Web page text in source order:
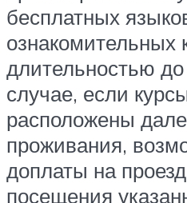
бесплатных
ознакомительных
длительностью
случае, если
расположены
проживания,
доплаты на
посещения